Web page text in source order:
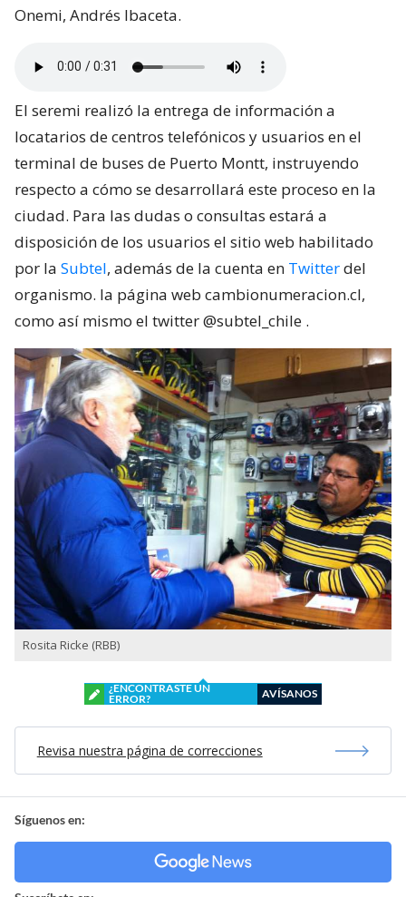
Onemi, Andrés Ibaceta.
El seremi realizó la entrega de información a
locatarios de centros telefónicos y usuarios en el
terminal de buses de Puerto Montt, instruyendo
respecto a cómo se desarrollará este proceso en la
ciudad. Para las dudas o consultas estará a
disposición de los usuarios el sitio web habilitado
por la Subtel, además de la cuenta en Twitterdel
organismo. la página web cambionumeracion.cl,
como así mismo el twitter @subtel_chile .
Rosita Ricke (RBB)
¿ENCONTRASTE UN
ERROR?
AVÍSANOS
Revisa nuestra página de correcciones
Síguenos en: